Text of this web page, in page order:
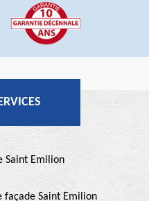
Saint Emilion
façade Saint Emilion